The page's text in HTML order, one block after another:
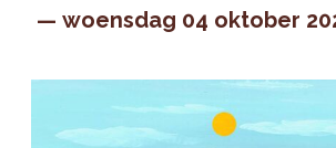
woensdag 04 oktober